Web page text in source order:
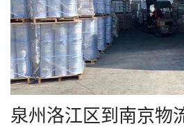
泉州洛江区到南京物